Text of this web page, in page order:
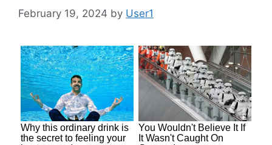
February 19, 2024 by User1